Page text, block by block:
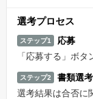
選考プロセス
ステップ1
応募
「応募する」ボ
ステップ2
書類選考
選考結果は合否に